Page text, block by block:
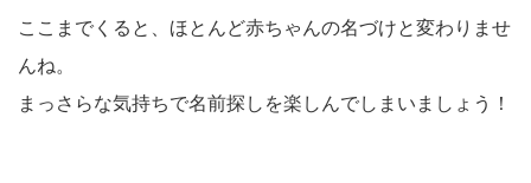
ここまでくると、ほとんど赤ちゃんの名づけと変わりませ
んね。
まっさらな気持ちで名前探しを楽しんでしまいましょう！